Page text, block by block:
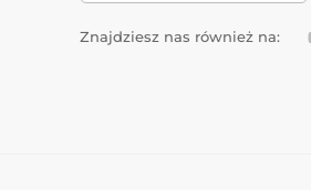
Znajdziesz nas również na: